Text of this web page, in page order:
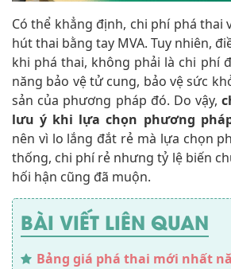
Có thể khẳng định, chi phí phá thai
hút thai bằng tay MVA. Tuy nhiên,
khi phá thai, không phải là chi phí
năng bảo vệ tử cung, bảo vệ sức
sản của phương pháp đó. Do vậy,
lưu ý khi lựa chọn phương
nên vì lo lắng đắt rẻ mà lựa chọn
thống, chi phí rẻ nhưng tỷ lệ biến
hối hận cũng đã muộn.
BÀI VIẾT LIÊN QUAN
Bảng giá phá thai mới nhất